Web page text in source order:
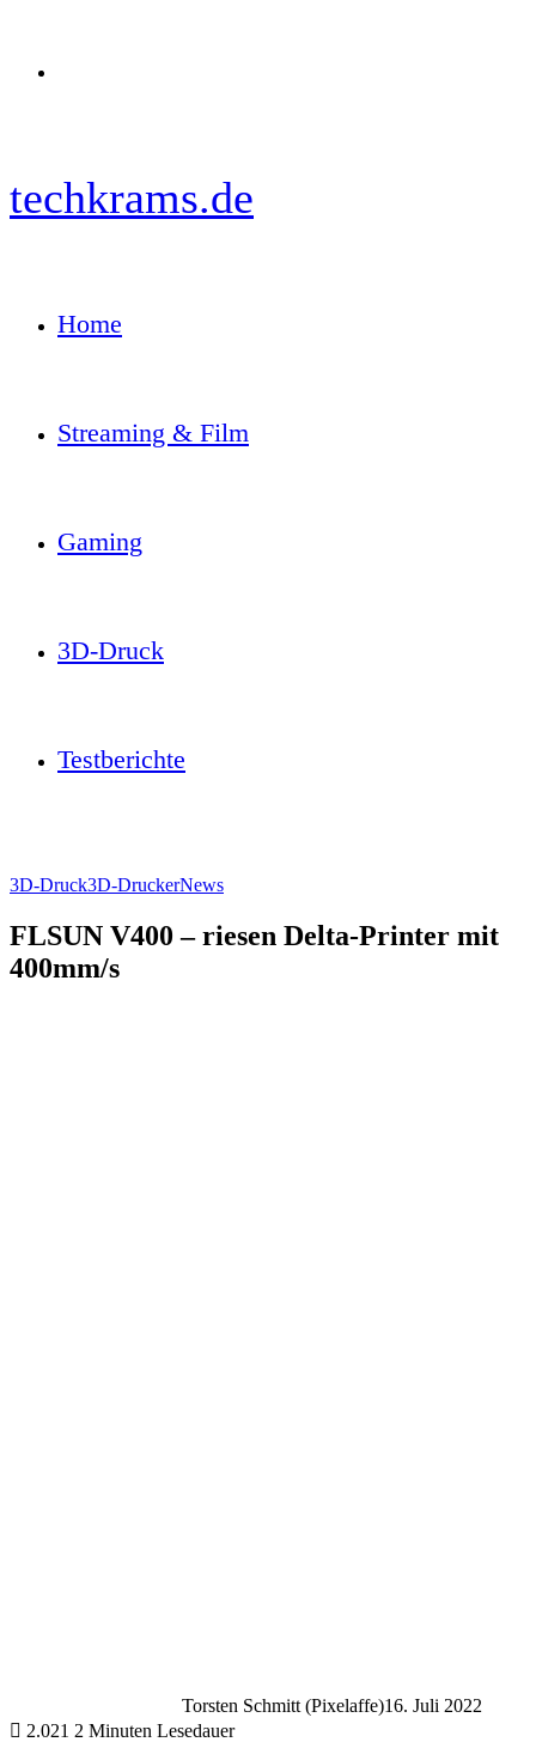
techkrams.de
Home
Streaming & Film
Gaming
3D-Druck
Testberichte
3D-Druck3D-DruckerNews
FLSUN V400 – riesen Delta-Printer mit
400mm/s
Torsten Schmitt (Pixelaffe)16. Juli 2022
2.021 2 Minuten Lesedauer